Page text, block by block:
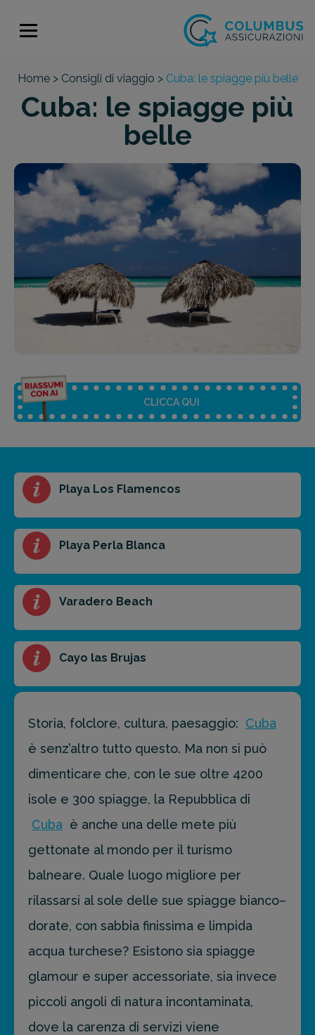
Home > Consigli di viaggio > Cuba: le spiagge più belle
Cuba: le spiagge più
belle
CLICCA QUI
Riassunto dell'articolo
Scegli il formato del riassunto
Breve Medio Punti chiave
prossima destinazione di viaggio.
FAI PREVENTIVO
Playa Los Flamencos
Playa Perla Blanca
Varadero Beach
Cayo las Brujas
Storia, folclore, cultura, paesaggio: Cuba
è senz’altro tutto questo. Ma non si può
dimenticare che, con le sue oltre 4200
isole e 300 spiagge, la Repubblica di
Cuba è anche una delle mete più
gettonate al mondo per il turismo
balneare. Quale luogo migliore per
rilassarsi al sole delle sue spiagge bianco–
dorate, con sabbia finissima e limpida
acqua turchese? Esistono sia spiagge
glamour e super accessoriate, sia invece
piccoli angoli di natura incontaminata,
dove la carenza di servizi viene